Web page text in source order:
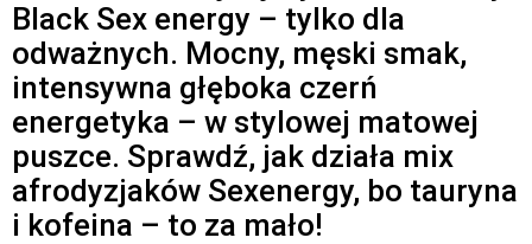
Black Sex energy – tylko dla
odważnych. Mocny, męski smak,
intensywna głęboka czerń
energetyka – w stylowej matowej
puszce. Sprawdź, jak działa mix
afrodyzjaków Sexenergy, bo tauryna
i kofeina – to za mało!